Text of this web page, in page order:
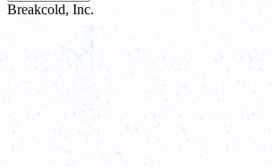
Breakcold, Inc.